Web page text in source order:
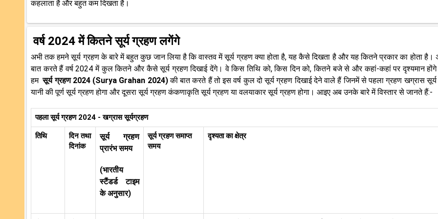
कहलाता है और बहुत कम दिखता है।
वर्ष 2024 में कितने सूर्य ग्रहण लगेंगे
अभी तक हमने सूर्य ग्रहण के बारे में बहुत कुछ जान लिया है कि वास्तव में सूर्य ग्रहण क्या होता है, यह कैसे दिखता है और यह कितने प्रकार का होता है।
बात करते हैं वर्ष 2024 में कुल कितने और कैसे सूर्य ग्रहण दिखाई देंगे। वे किस तिथि को, किस दिन को, कितने बजे से और कहां-कहां पर दृश्यमान
हम सूर्य ग्रहण 2024 (Surya Grahan 2024)की बात करते हैं तो इस वर्ष कुल दो सूर्य ग्रहण दिखाई देने वाले हैं जिनमें से पहला ग्रहण खग्रास
यानी की पूर्ण सूर्य ग्रहण होगा और दूसरा सूर्य ग्रहण कंकणाकृति सूर्य ग्रहण या वलयाकार सूर्य ग्रहण होगा। आइए अब‌ उनके बारे में विस्तार से जानते हैं:-
पहला सूर्य ग्रहण 2024 - खग्रास सूर्यग्रहण
तिथि
दिन तथा
दिनांक
सूर्य ग्रहण
प्रारंभ समय
(भारतीय
स्टैंडर्ड टाइम
के अनुसार)
सूर्य ग्रहण समाप्त
समय
दृश्यता का क्षेत्र